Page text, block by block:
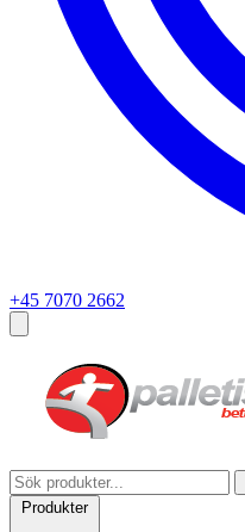
+45 7070 2662
Produkter